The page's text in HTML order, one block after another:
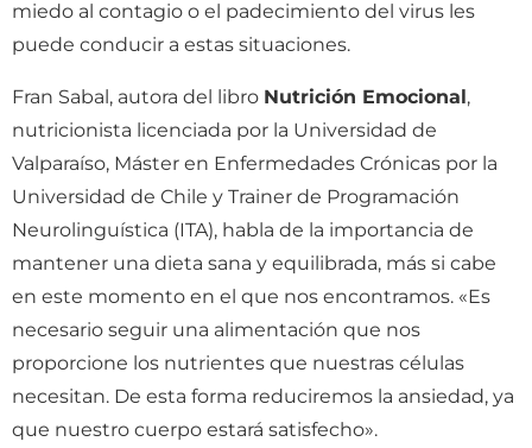
miedo al contagio o el padecimiento del virus les
puede conducir a estas situaciones.
Fran Sabal, autora del libro Nutrición Emocional,
nutricionista licenciada por la Universidad de
Valparaíso, Máster en Enfermedades Crónicas por la
Universidad de Chile y Trainer de Programación
Neurolinguística (ITA), habla de la importancia de
mantener una dieta sana y equilibrada, más si cabe
en este momento en el que nos encontramos. «Es
necesario seguir una alimentación que nos
proporcione los nutrientes que nuestras células
necesitan. De esta forma reduciremos la ansiedad, ya
que nuestro cuerpo estará satisfecho».